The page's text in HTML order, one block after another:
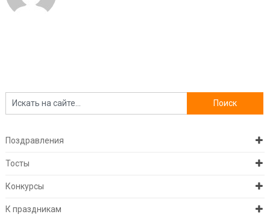
Поздравления
Тосты
Конкурсы
К праздникам